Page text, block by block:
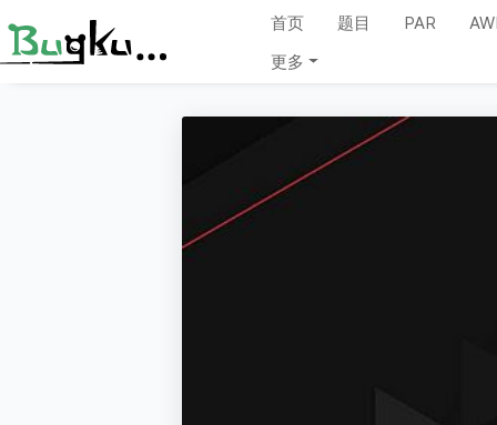
首页 题目 PAR
更多